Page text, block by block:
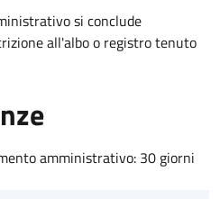
si conclude
all'albo o registro tenuto
amministrativo: 30 giorni